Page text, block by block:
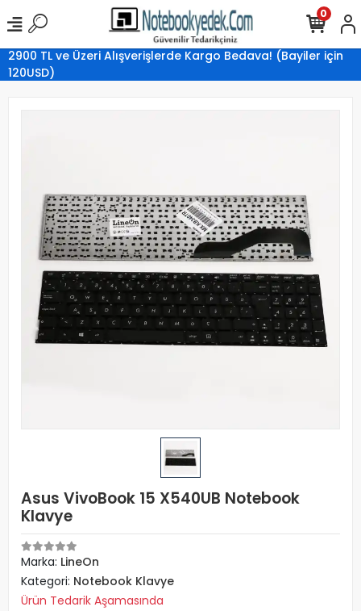
2900 TL ve Üzeri Alışverişlerde Kargo Bedava! (Bayiler için
120USD)
0
Asus VivoBook 15 X540UB Notebook
Klavye
Marka: LineOn
Kategori: Notebook Klavye
Ürün Tedarik Aşamasında